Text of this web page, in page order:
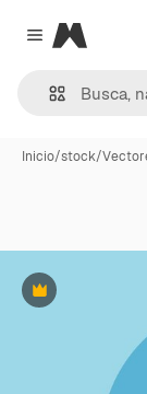
Close menu
Magnific
Inicio/stock/
Premium